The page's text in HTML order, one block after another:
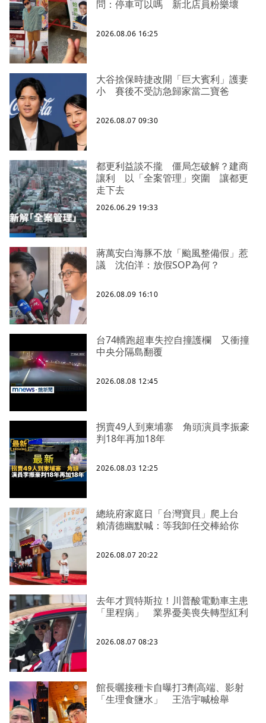
問：停車可以嗎 新北店員粉樂壞
2026.08.06 16:25
大谷捨保時捷改開「巨大賓利」護妻
小 賽後不受訪急歸家當二寶爸
2026.08.07 09:30
都更利益談不攏 僵局怎破解？建商
讓利 以「全案管理」突圍 讓都更
走下去
2026.06.29 19:33
蔣萬安白海豚不放「颱風整備假」惹
議 沈伯洋：放假SOP為何？
2026.08.09 16:10
台74轎跑超車失控自撞護欄 又衝撞
中央分隔島翻覆
2026.08.08 12:45
拐賣49人到柬埔寨 角頭演員李振豪
判18年再加18年
2026.08.03 12:25
總統府家庭日「台灣寶貝」爬上台
賴清德幽默喊：等我卸任交棒給你
2026.08.07 20:22
去年才買特斯拉！川普酸電動車主患
「里程病」 業界憂美喪失轉型紅利
2026.08.07 08:23
館長曬接種卡自曝打3劑高端、影射
「生理食鹽水」 王浩宇喊檢舉